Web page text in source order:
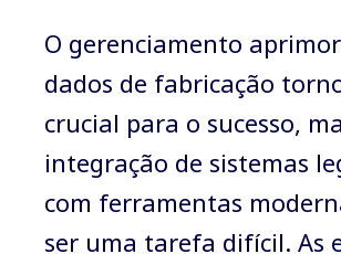
O gerenciamento
dados de fabricação
crucial para o sucesso,
integração de sistemas
com ferramentas
ser uma tarefa difícil. As